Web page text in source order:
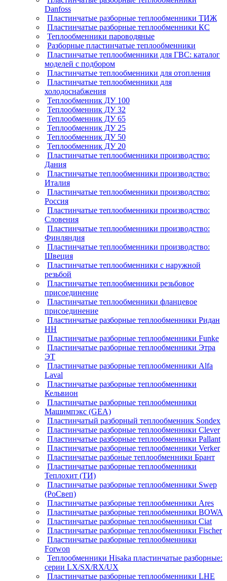
Danfoss
Пластинчатые разборные теплообменники ТИЖ
Пластинчатые разборные теплообменники КC
Теплообменники пароводяные
Разборные пластинчатые теплообменники
Пластинчатые теплообменники для ГВС: каталог
моделей с подбором
Пластинчатые теплообменники для отопления
Пластинчатые теплообменники для
холодоснабжения
Теплообменник ДУ 100
Теплообменник ДУ 32
Теплообменник ДУ 65
Теплообменник ДУ 25
Теплообменник ДУ 50
Теплообменник ДУ 20
Пластинчатые теплообменники производство:
Дания
Пластинчатые теплообменники производство:
Италия
Пластинчатые теплообменники производство:
Россия
Пластинчатые теплообменники производство:
Словения
Пластинчатые теплообменники производство:
Финляндия
Пластинчатые теплообменники производство:
Швеция
Пластинчатые теплообменники с наружной
резьбой
Пластинчатые теплообменники резьбовое
присоединение
Пластинчатые теплообменники фланцевое
присоединение
Пластинчатые разборные теплообменники Ридан
НН
Пластинчатые разборные теплообменники Funke
Пластинчатые разборные теплообменники Этра
ЭТ
Пластинчатые разборные теплообменники Alfa
Laval
Пластинчатые разборные теплообменники
Кельвион
Пластинчатые разборные теплообменники
Машимпэкс (GEA)
Пластинчатый разборный теплообменник Sondex
Пластинчатые разборные теплообменники Clever
Пластинчатые разборные теплообменники Pallant
Пластинчатые разборные теплообменники Verker
Пластинчатые разбоные теплообменники Брант
Пластинчатые разборные теплообменники
Теплохит (ТИ)
Пластинчатые разборные теплообменники Swep
(РоСвеп)
Пластинчатые разборные теплообменники Ares
Пластинчатые разборные теплообменники BOWA
Пластинчатые разборные теплообменники Ciat
Пластинчатые разборные теплообменники Fischer
Пластинчатые разборные теплообменники
Forwon
Теплообменники Hisaka пластинчатые разборные:
серии LX/SX/RX/UX
Пластинчатые разборные теплообменники LHE